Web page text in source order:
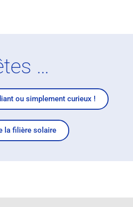
…
ou simplement curieux !
la filière solaire